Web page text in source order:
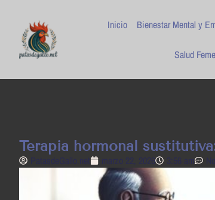
Inicio Bienestar Mental y
Salud
Terapia hormonal
PatasdeGallo .net marzo 22, 2026 3:56 am